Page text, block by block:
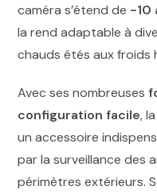
caméra s’étend de -10
la rend adaptable à
chauds étés aux froids
Avec ses nombreuses
configuration facile,
un accessoire
par la surveillance des
périmètres extérieurs.